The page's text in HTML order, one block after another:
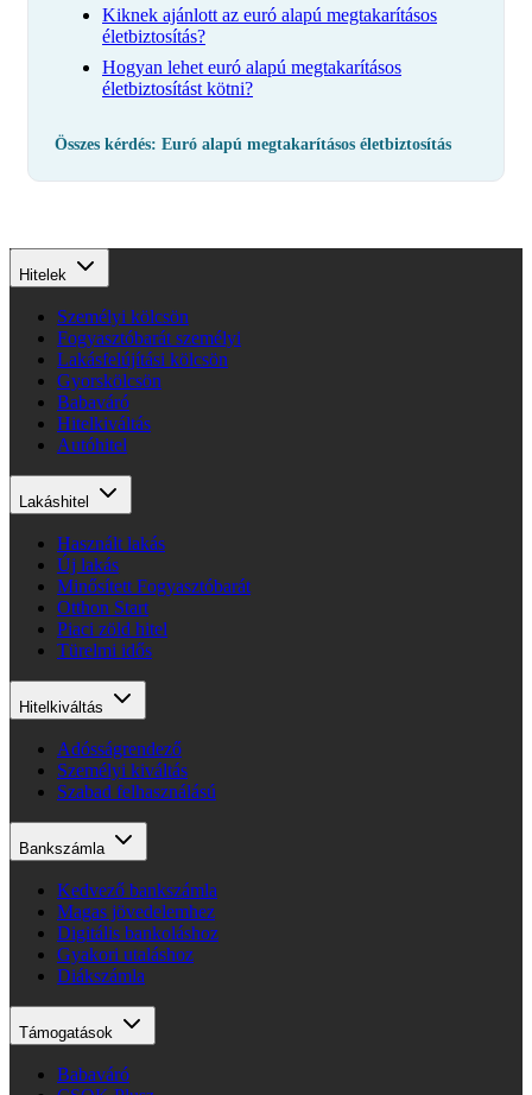
Kiknek ajánlott az euró alapú megtakarításos
életbiztosítás?
Hogyan lehet euró alapú megtakarításos
életbiztosítást kötni?
Összes kérdés: Euró alapú megtakarításos életbiztosítás
Hitelek
Személyi kölcsön
Fogyasztóbarát személyi
Lakásfelújítási kölcsön
Gyorskölcsön
Babaváró
Hitelkiváltás
Autóhitel
Lakáshitel
Használt lakás
Új lakás
Minősített Fogyasztóbarát
Otthon Start
Piaci zöld hitel
Türelmi idős
Hitelkiváltás
Adósságrendező
Személyi kiváltás
Szabad felhasználású
Bankszámla
Kedvező bankszámla
Magas jövedelemhez
Digitális bankoláshoz
Gyakori utaláshoz
Diákszámla
Támogatások
Babaváró